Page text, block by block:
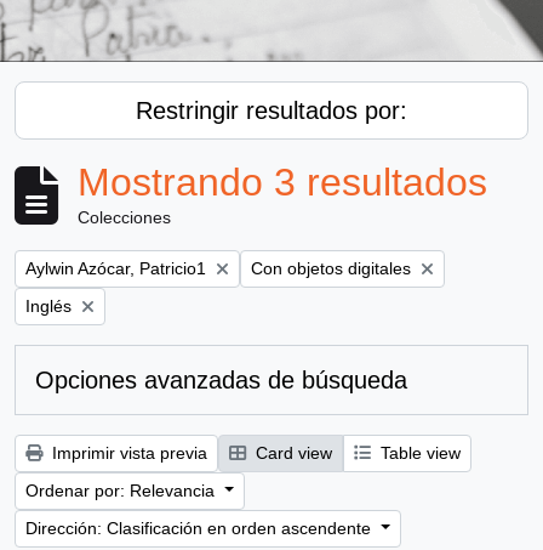
Restringir resultados por:
Mostrando 3 resultados
Colecciones
Remove filter:
Aylwin Azócar, Patricio1 Remove filter:
Con objetos digitales
Remove filter:
Inglés
Opciones avanzadas de búsqueda
Imprimir vista previa Card view
Table view
Ordenar por: Relevancia
Dirección: Clasificación en orden ascendente